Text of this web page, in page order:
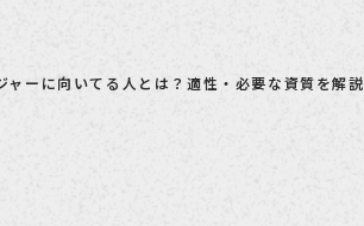
ャーに向いてる人とは？適性・必要な資質を解説